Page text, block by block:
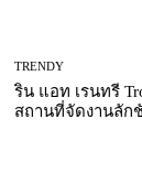
TRENDY
ริน แอท เรนทรี
สถานที่จัดงานลัก